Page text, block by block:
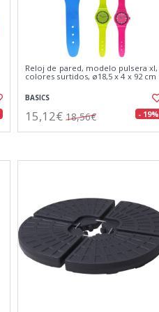
Reloj de pared, modelo pulsera xl,
colores surtidos, ø18,5 x 4 x 92 cm
BASICS
15,12€ 18,56€ - 19%